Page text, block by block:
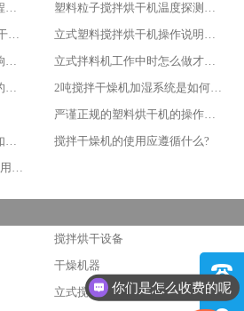
广州塑料立式拌料机操作规程说明
塑料粒子搅拌烘干机温度探测的控头位如何安装定位
塑料颗粒烘干机 塑料脱水烘干机适合哪些客户及优点
立式塑料搅拌烘干机操作说明及干燥速度
塑料搅拌烘干机轴承直接影响到机器的使用寿命和运转率，注入的润滑油必须清洁
立式拌料机工作中时怎么做才算是正确的呢？
塑料烘干机在做均匀度测试的时候要注意的事项
2吨搅拌干燥机加湿系统是如何操作的
严谨正规的塑料烘干机的操作规程是怎样?
在使用搅拌干燥机的时候，如何管理好电力使用情况呢？
搅拌干燥机的使用应遵循什么?
1吨搅拌干燥机混合原理是利用低粘度物料流动性好的特性实现混合
搅拌烘干设备
干燥机器
立式搅拌真空干燥机你们是怎么收费的呢